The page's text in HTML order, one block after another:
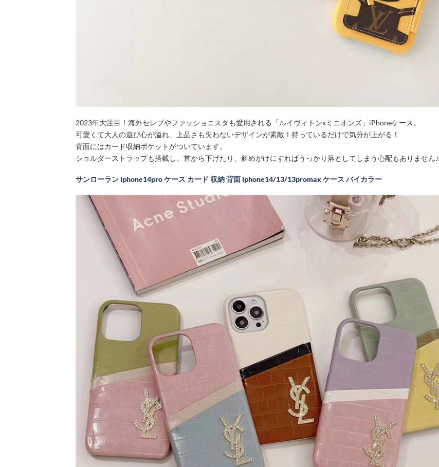
2023年大注目！海外セレブやファッショニスタも愛用される「ルイヴィトンxミニオンズ」iPhoneケース。
可愛くて大人の遊び心が溢れ、上品さも失わないデザインが素敵！持っているだけで気分が上がる！
背面にはカード収納ポケットがついています。
ショルダーストラップも搭載し、首から下げたり、斜めがけにすればうっかり落としてしまう心配もありません♪
サンローラン iphone14pro ケース カード 収納 背面 iphone14/13/13promax ケース バイカラー